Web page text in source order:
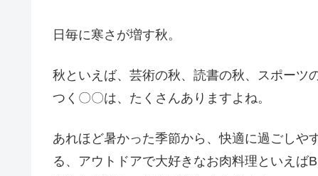
日毎に寒さが増す秋。
秋といえば、芸術の秋、読書の秋、スポーツ
つく〇〇は、たくさんありますよね。
あれほど暑かった季節から、快適に過ごしや
る、アウトドアで大好きなお肉料理といえば